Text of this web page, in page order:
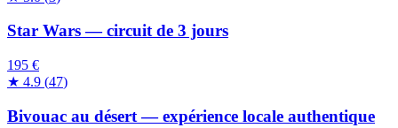
Star Wars — circuit de 3 jours
195 €
★ 4.9 (47)
Bivouac au désert — expérience locale authentique